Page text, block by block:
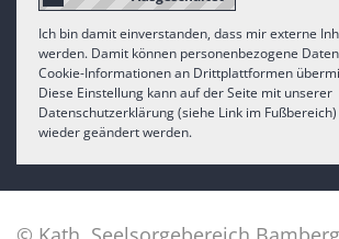
Ich bin damit einverstanden, dass mir externe
werden. Damit können personenbezogene
Cookie-Informationen an Drittplattformen
Diese Einstellung kann auf der Seite mit unserer
Datenschutzerklärung (siehe Link im
wieder geändert werden.